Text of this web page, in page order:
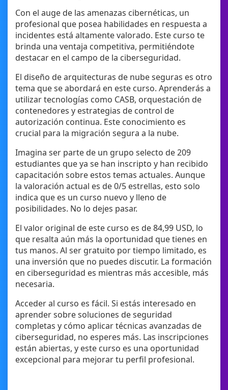
Con el auge de las amenazas cibernéticas, un
profesional que posea habilidades en respuesta a
incidentes está altamente valorado. Este curso te
brinda una ventaja competitiva, permitiéndote
destacar en el campo de la ciberseguridad.
El diseño de arquitecturas de nube seguras es otro
tema que se abordará en este curso. Aprenderás a
utilizar tecnologías como CASB, orquestación de
contenedores y estrategias de control de
autorización continua. Este conocimiento es
crucial para la migración segura a la nube.
Imagina ser parte de un grupo selecto de 209
estudiantes que ya se han inscripto y han recibido
capacitación sobre estos temas actuales. Aunque
la valoración actual es de 0/5 estrellas, esto solo
indica que es un curso nuevo y lleno de
posibilidades. No lo dejes pasar.
El valor original de este curso es de 84,99 USD, lo
que resalta aún más la oportunidad que tienes en
tus manos. Al ser gratuito por tiempo limitado, es
una inversión que no puedes discutir. La formación
en ciberseguridad es mientras más accesible, más
necesaria.
Acceder al curso es fácil. Si estás interesado en
aprender sobre soluciones de seguridad
completas y cómo aplicar técnicas avanzadas de
ciberseguridad, no esperes más. Las inscripciones
están abiertas, y este curso es una oportunidad
excepcional para mejorar tu perfil profesional.